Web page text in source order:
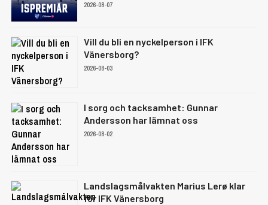
2026-08-07
Vill du bli en nyckelperson i IFK
Vänersborg?
2026-08-03
I sorg och tacksamhet: Gunnar
Andersson har lämnat oss
2026-08-02
Landslagsmålvakten Marius Lerø klar
för IFK Vänersborg